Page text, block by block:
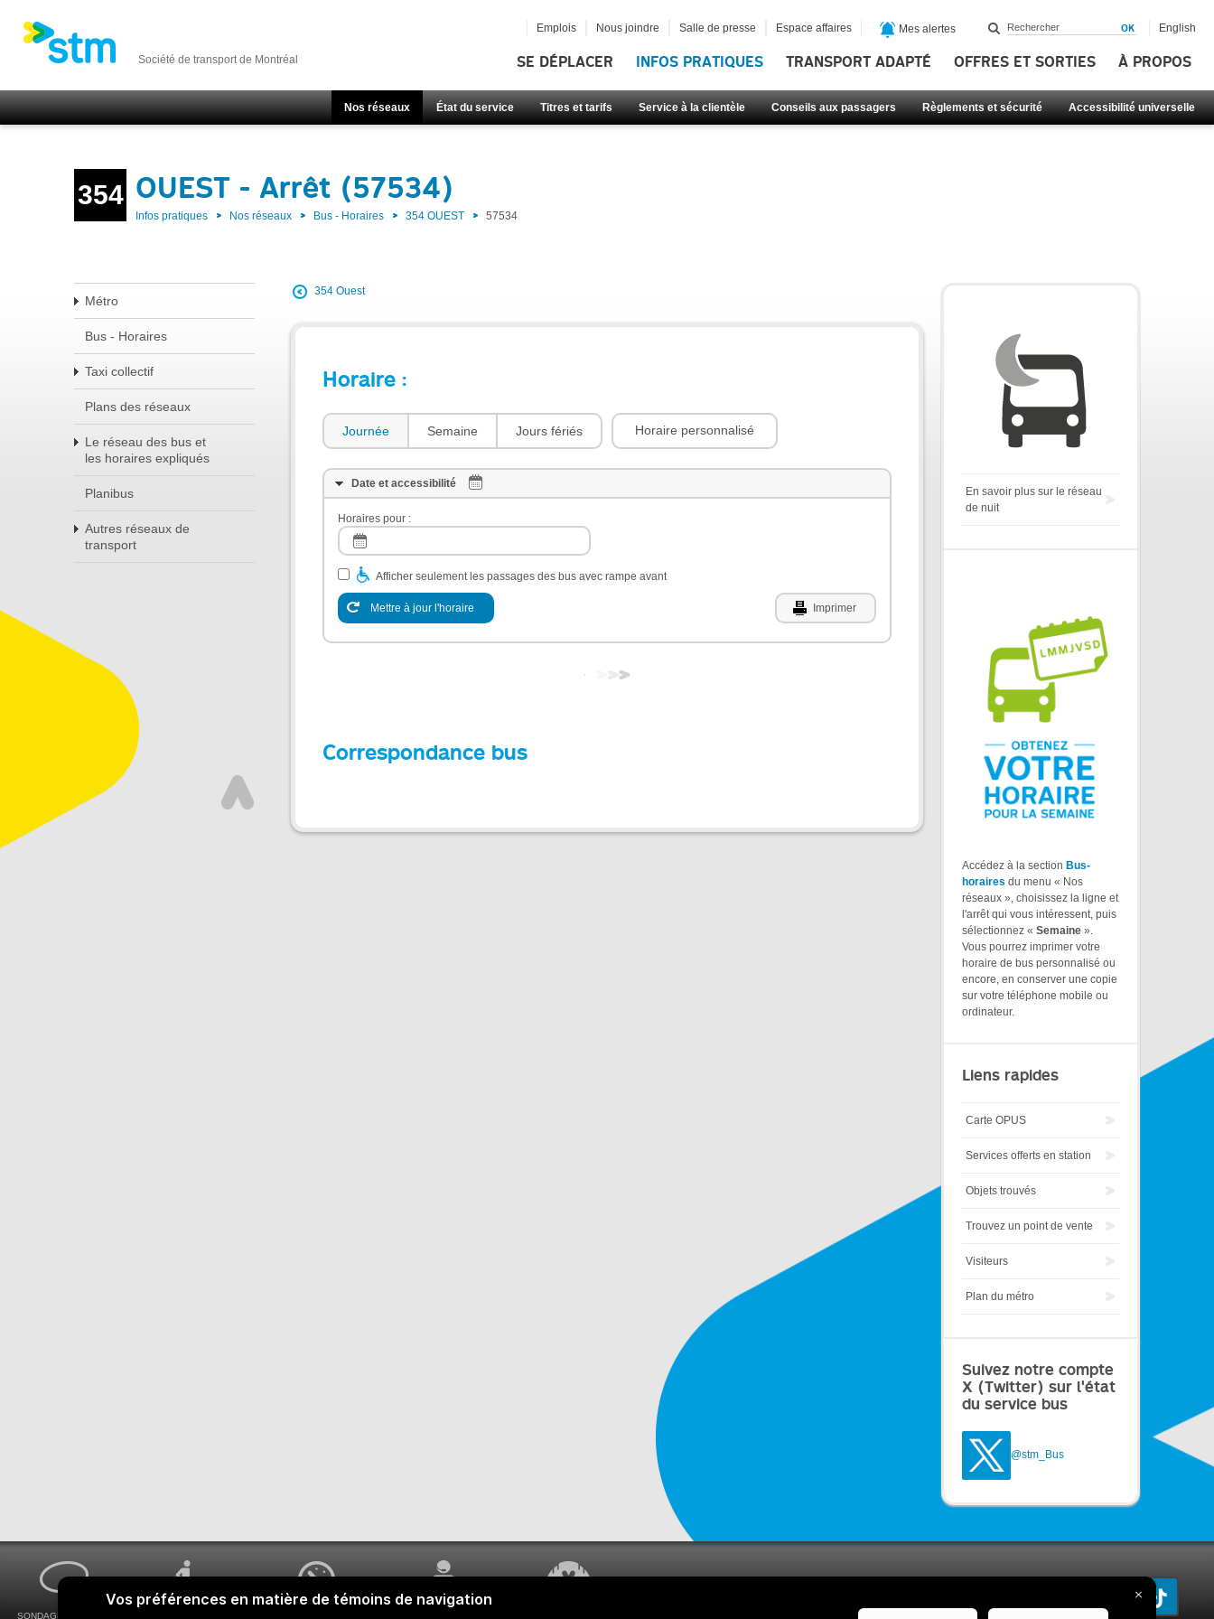
Société de transport de Montréal SE DÉPLACER INFOS PRATIQUES TRANSPORT ADAPTÉ OFFRES ET SORTIES À PROPOS
Nos réseaux État du service Titres et tarifs Service à la clientèle Conseils aux passagers Règlements et sécurité Accessibilité universelle
Emplois Nous joindre Salle de presse Espace affaires Mes alertes English
354 OUEST - Arrêt (57534)
Infos pratiques Nos réseaux Bus - Horaires 354 OUEST 57534
Métro
Bus - Horaires
Taxi collectif
Plans des réseaux
Le réseau des bus et
les horaires expliqués
Planibus
Autres réseaux de
transport
354 Ouest
Horaire :
Journée Semaine Jours fériés Horaire personnalisé
Date et accessibilité
Horaires pour :
Afficher seulement les passages des bus avec rampe avant
Mettre à jour l'horaire Imprimer
Correspondance bus
En savoir plus sur le réseau
de nuit
Accédez à la section Bus-
horaires du menu « Nos
réseaux », choisissez la ligne et
l'arrêt qui vous intéressent, puis
sélectionnez « Semaine ».
Vous pourrez imprimer votre
horaire de bus personnalisé ou
encore, en conserver une copie
sur votre téléphone mobile ou
ordinateur.
Liens rapides
Carte OPUS
Services offerts en station
Objets trouvés
Trouvez un point de vente
Visiteurs
Plan du métro
Suivez notre compte
X (Twitter) sur l'état
du service bus
@stm_Bus
SONDAGES MA VOIX